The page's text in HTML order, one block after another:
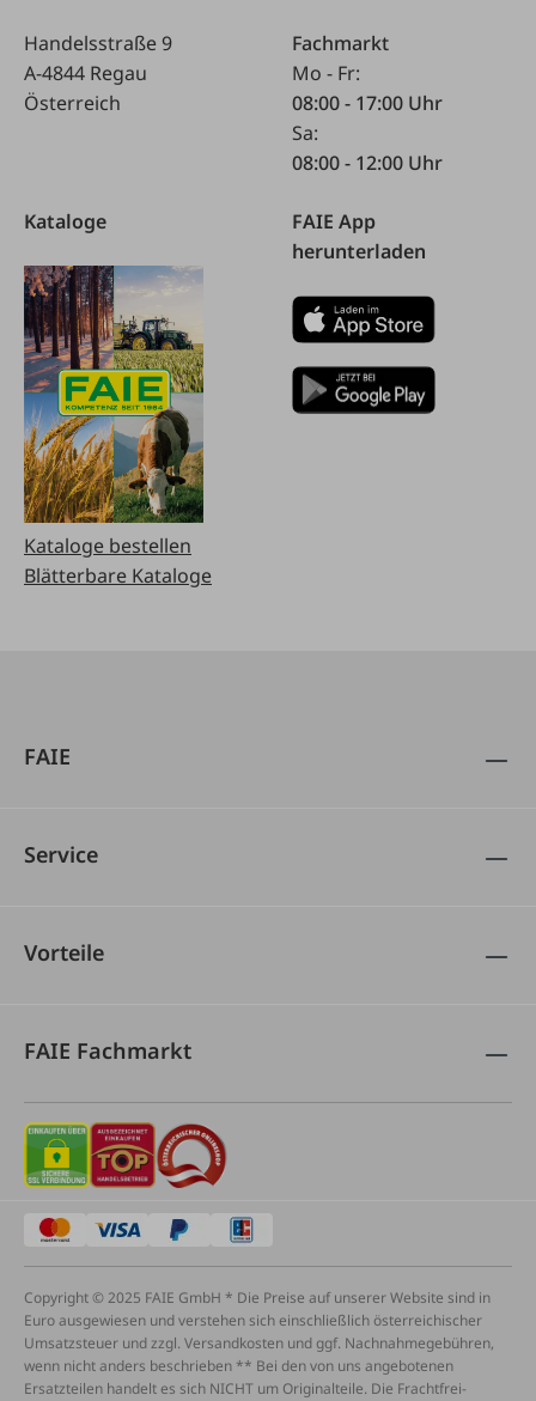
Handelsstraße 9
A-4844 Regau
Österreich
Fachmarkt
Mo - Fr:
08:00 - 17:00 Uhr
Sa:
08:00 - 12:00 Uhr
Kataloge
Kataloge bestellen
Blätterbare Kataloge
FAIE App
herunterladen
FAIE
Service
Vorteile
FAIE Fachmarkt
Copyright © 2025 FAIE GmbH * Die Preise auf unserer Website sind in
Euro ausgewiesen und verstehen sich einschließlich österreichischer
Umsatzsteuer und zzgl. Versandkosten und ggf. Nachnahmegebühren,
wenn nicht anders beschrieben ** Bei den von uns angebotenen
Ersatzteilen handelt es sich NICHT um Originalteile. Die Frachtfrei-